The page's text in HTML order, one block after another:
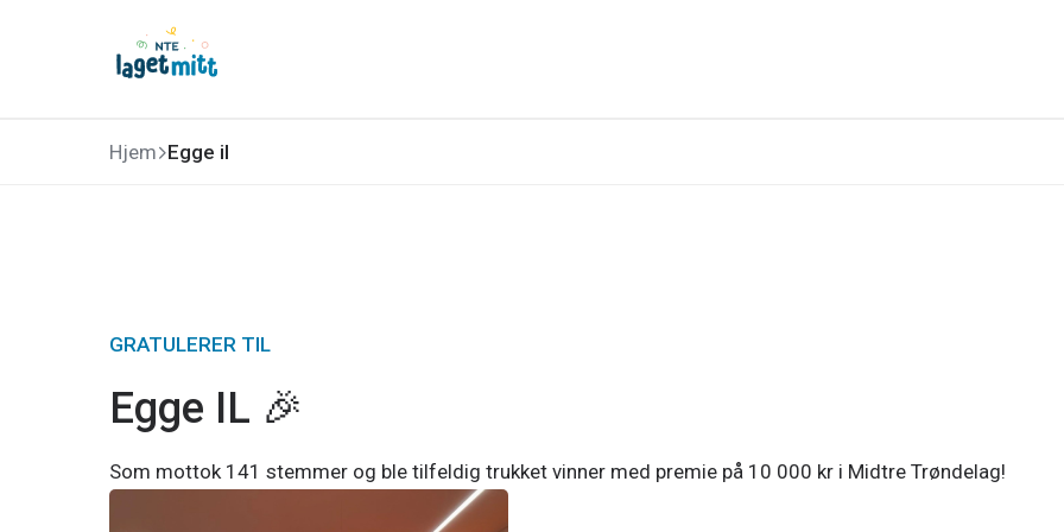
Hjem Egge il
GRATULERER TIL
Egge IL 🎉
Som mottok 141 stemmer og ble tilfeldig trukket vinner med premie på 10 000 kr i Midtre Trøndelag!